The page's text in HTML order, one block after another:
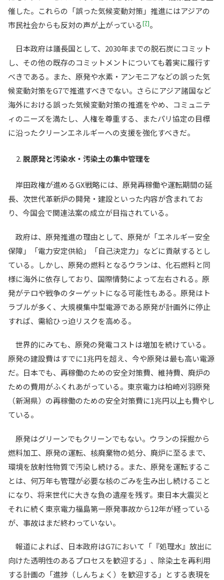
催した。これらの「誤った気候変動対策」推進にはアジアの
市民社会からも反対の声が上がっている[7]。
日本政府は議長国として、2030年までの脱石炭にコミット
し、その他の既存のコミットメントについても着実に履行す
べきである。また、原発や水素・アンモニアなどの誤った気
候変動対策をG7で推進すべきでない。さらにアジア諸国など
海外における誤った気候変動対策の推進をやめ、コミュニテ
ィのニーズを満たし、人権を尊重する、またパリ協定の目標
に沿ったクリーンエネルギーへの支援を強化すべきだ。
脱原発と汚染水・汚染土の集中管理を
岸田政権が進めるGX戦略には、原発再稼働や運転期間の延
長、次世代革新炉の開発・建設といった内容が含まれてお
り、今国会で関連法案の成立が目指されている。
政府は、原発推進の理由として、原発が「エネルギー安全
保障」「電力安定供給」「自己決定力」などに貢献するとし
ている。しかし、原発の燃料となるウランは、化石燃料と同
様に海外に依存しており、国際情勢によって左右される。原
発がテロや戦争のターゲットになる可能性もある。原発はト
ラブルが多く、大規模集中型電源である原発が計画外に停止
すれば、需給ひっ迫リスクを高める。
世界的にみても、原発の発電コストは増加を続けている。
原発の建設費はすでに1兆円を超え、今や原発は最も高い電源
だ。日本でも、再稼働のための安全対策費、維持費、廃炉の
ための費用がふくれあがっている。東京電力は柏崎刈羽原発
（新潟県）の再稼働のための安全対策費に1兆円以上も費やし
ている。
原発はグリーンでもクリーンでもない。ウランの採掘から
燃料加工、原発の運転、核廃棄物の処分、廃炉に至るまで、
環境を放射性物質で汚染し続ける。また、原発を運転するこ
とは、何万年も管理が必要な核のごみを生み出し続けること
になり、将来世代に大きな負の遺産を残す。東日本大震災と
それに続く東京電力福島第一原発事故から12年が経っている
が、事故はまだ終わっていない。
報道によれば、日本政府はG7において「『処理水』放出に
向けた透明性のあるプロセスを歓迎する」、除染土を再利用
する計画の「進捗（しんちょく）を歓迎する」とする表現を